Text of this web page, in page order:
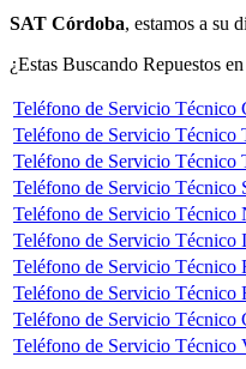
SAT Córdoba, estamos a su
¿Estas Buscando Repuestos
Teléfono de Servicio Técnico
Teléfono de Servicio
Teléfono de Servicio Técnico
Teléfono de Servicio Técnico
Teléfono de Servicio Técnico
Teléfono de Servicio Técnico
Teléfono de Servicio Técnico
Teléfono de Servicio Técnico
Teléfono de Servicio Técnico
Teléfono de Servicio Técnico